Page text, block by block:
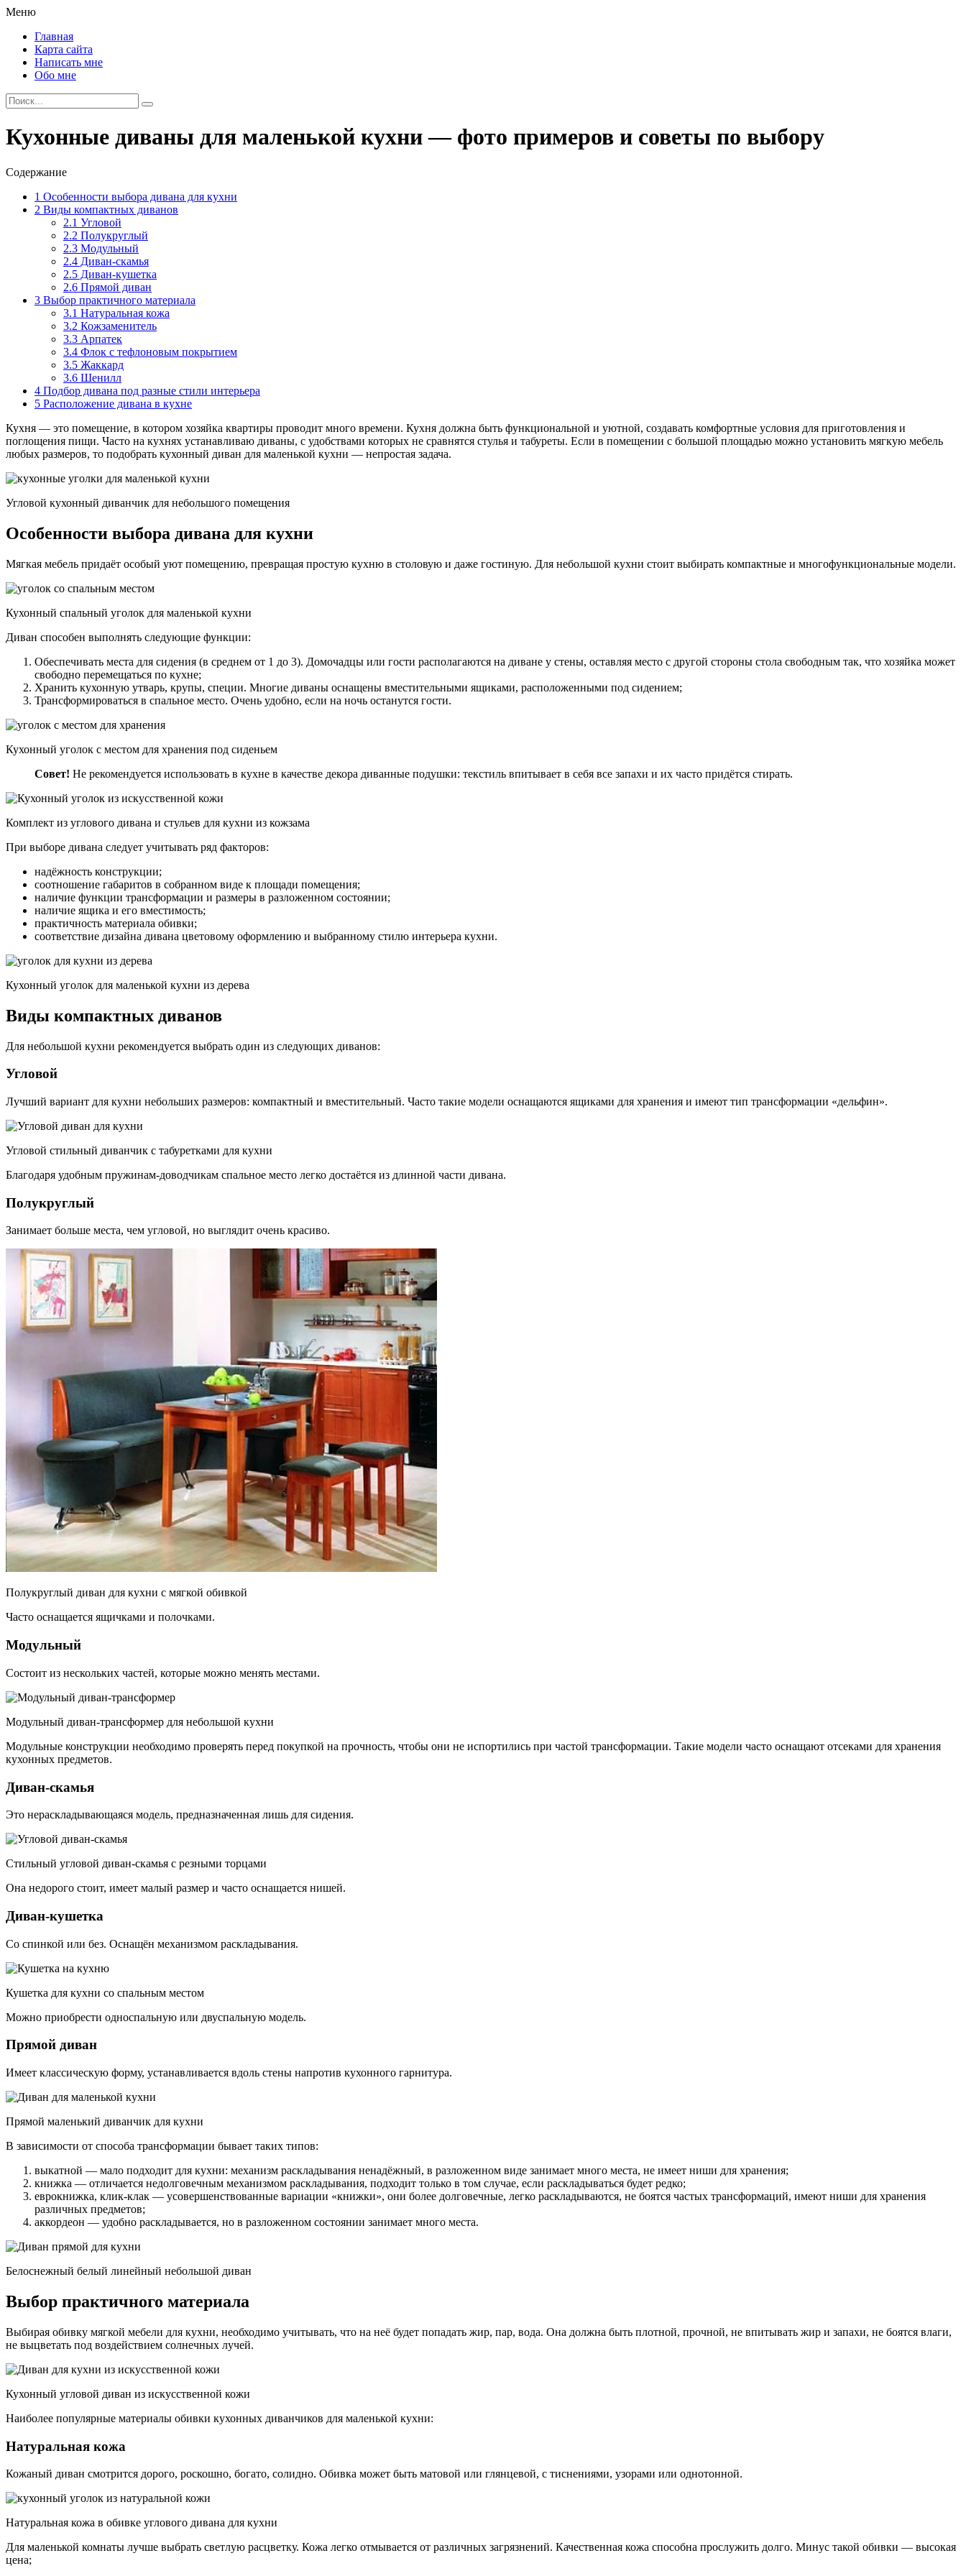
Меню
Главная
Карта сайта
Написать мне
Обо мне
Кухонные диваны для маленькой кухни — фото примеров и советы по выбору
Содержание
1 Особенности выбора дивана для кухни
2 Виды компактных диванов
2.1 Угловой
2.2 Полукруглый
2.3 Модульный
2.4 Диван-скамья
2.5 Диван-кушетка
2.6 Прямой диван
3 Выбор практичного материала
3.1 Натуральная кожа
3.2 Кожзаменитель
3.3 Арпатек
3.4 Флок с тефлоновым покрытием
3.5 Жаккард
3.6 Шенилл
4 Подбор дивана под разные стили интерьера
5 Расположение дивана в кухне
Кухня — это помещение, в котором хозяйка квартиры проводит много времени. Кухня должна быть функциональной и уютной, создавать комфортные условия для приготовления и
поглощения пищи. Часто на кухнях устанавливаю диваны, с удобствами которых не сравнятся стулья и табуреты. Если в помещении с большой площадью можно установить мягкую мебель
любых размеров, то подобрать кухонный диван для маленькой кухни — непростая задача.
Угловой кухонный диванчик для небольшого помещения
Особенности выбора дивана для кухни
Мягкая мебель придаёт особый уют помещению, превращая простую кухню в столовую и даже гостиную. Для небольшой кухни стоит выбирать компактные и многофункциональные модели.
Кухонный спальный уголок для маленькой кухни
Диван способен выполнять следующие функции:
Обеспечивать места для сидения (в среднем от 1 до 3). Домочадцы или гости располагаются на диване у стены, оставляя место с другой стороны стола свободным так, что хозяйка может
свободно перемещаться по кухне;
Хранить кухонную утварь, крупы, специи. Многие диваны оснащены вместительными ящиками, расположенными под сидением;
Трансформироваться в спальное место. Очень удобно, если на ночь останутся гости.
Кухонный уголок с местом для хранения под сиденьем
Совет! Не рекомендуется использовать в кухне в качестве декора диванные подушки: текстиль впитывает в себя все запахи и их часто придётся стирать.
Комплект из углового дивана и стульев для кухни из кожзама
При выборе дивана следует учитывать ряд факторов:
надёжность конструкции;
соотношение габаритов в собранном виде к площади помещения;
наличие функции трансформации и размеры в разложенном состоянии;
наличие ящика и его вместимость;
практичность материала обивки;
соответствие дизайна дивана цветовому оформлению и выбранному стилю интерьера кухни.
Кухонный уголок для маленькой кухни из дерева
Виды компактных диванов
Для небольшой кухни рекомендуется выбрать один из следующих диванов:
Угловой
Лучший вариант для кухни небольших размеров: компактный и вместительный. Часто такие модели оснащаются ящиками для хранения и имеют тип трансформации «дельфин».
Угловой стильный диванчик с табуретками для кухни
Благодаря удобным пружинам-доводчикам спальное место легко достаётся из длинной части дивана.
Полукруглый
Занимает больше места, чем угловой, но выглядит очень красиво.
Полукруглый диван для кухни с мягкой обивкой
Часто оснащается ящичками и полочками.
Модульный
Состоит из нескольких частей, которые можно менять местами.
Модульный диван-трансформер для небольшой кухни
Модульные конструкции необходимо проверять перед покупкой на прочность, чтобы они не испортились при частой трансформации. Такие модели часто оснащают отсеками для хранения
кухонных предметов.
Диван-скамья
Это нераскладывающаяся модель, предназначенная лишь для сидения.
Стильный угловой диван-скамья с резными торцами
Она недорого стоит, имеет малый размер и часто оснащается нишей.
Диван-кушетка
Со спинкой или без. Оснащён механизмом раскладывания.
Кушетка для кухни со спальным местом
Можно приобрести односпальную или двуспальную модель.
Прямой диван
Имеет классическую форму, устанавливается вдоль стены напротив кухонного гарнитура.
Прямой маленький диванчик для кухни
В зависимости от способа трансформации бывает таких типов:
выкатной — мало подходит для кухни: механизм раскладывания ненадёжный, в разложенном виде занимает много места, не имеет ниши для хранения;
книжка — отличается недолговечным механизмом раскладывания, подходит только в том случае, если раскладываться будет редко;
еврокнижка, клик-клак — усовершенствованные вариации «книжки», они более долговечные, легко раскладываются, не боятся частых трансформаций, имеют ниши для хранения
различных предметов;
аккордеон — удобно раскладывается, но в разложенном состоянии занимает много места.
Белоснежный белый линейный небольшой диван
Выбор практичного материала
Выбирая обивку мягкой мебели для кухни, необходимо учитывать, что на неё будет попадать жир, пар, вода. Она должна быть плотной, прочной, не впитывать жир и запахи, не боятся влаги,
не выцветать под воздействием солнечных лучей.
Кухонный угловой диван из искусственной кожи
Наиболее популярные материалы обивки кухонных диванчиков для маленькой кухни:
Натуральная кожа
Кожаный диван смотрится дорого, роскошно, богато, солидно. Обивка может быть матовой или глянцевой, с тиснениями, узорами или однотонной.
Натуральная кожа в обивке углового дивана для кухни
Для маленькой комнаты лучше выбрать светлую расцветку. Кожа легко отмывается от различных загрязнений. Качественная кожа способна прослужить долго. Минус такой обивки — высокая
цена;